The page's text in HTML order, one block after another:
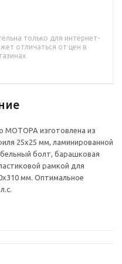
только для интернет-
отличаться от цен в
МОТОРА изготовлена из
25х25 мм, ламинированной
болт, барашковая
рамкой для
мм. Оптимальное